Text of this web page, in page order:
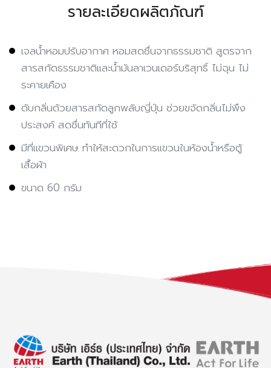
รายละเอียดผลิตภัณฑ์
เจลน้ำหอมปรับอากาศ หอมสดชื่นจากธรรมชาติ สูตรจาก
สารสกัดธรรมชาติและน้ำมันลาเวนเดอร์บริสุทธิ์ ไม่ฉุน ไม่
ระคายเคือง
ดับกลิ่นด้วยสารสกัดลูกพลับญี่ปุ่น ช่วยขจัดกลิ่นไม่พึง
ประสงค์ สดชื่นทันทีที่ใช้
มีที่แขวนพิเศษ ทำให้สะดวกในการแขวนในห้องน้ำหรือตู้
เสื้อผ้า
ขนาด 60 กรัม